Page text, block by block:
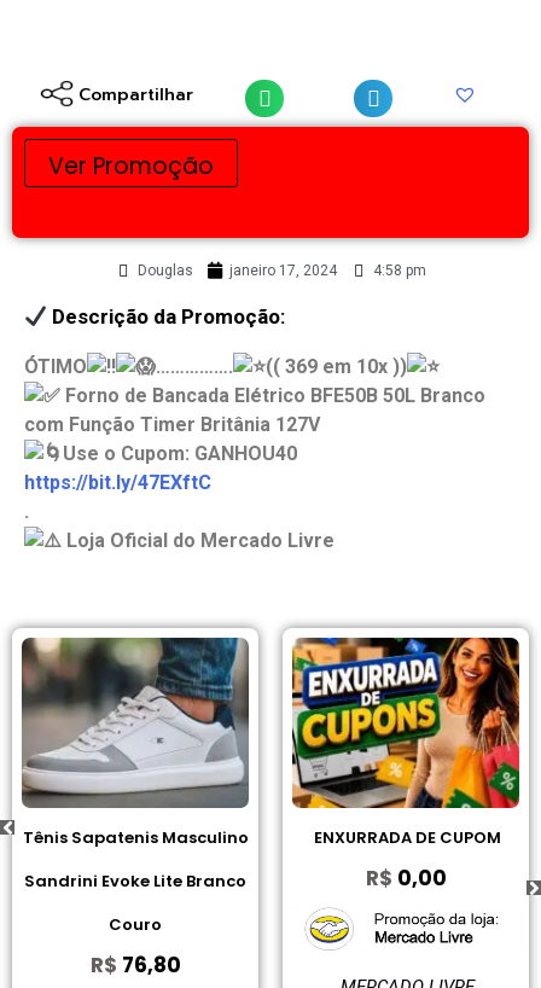
Compartilhar
Ver Promoção
Douglas janeiro 17, 2024 4:58 pm
Descrição da Promoção:
ÓTIMO …………….
(( 369 em 10x ))
Forno de Bancada Elétrico BFE50B 50L Branco
com Função Timer Britânia 127V
Use o Cupom: GANHOU40
https://bit.ly/47EXftC
.
Loja Oficial do Mercado Livre
Tênis Sapatenis Masculino
Sandrini Evoke Lite Branco
Couro
R$76,80
ENXURRADA DE CUPOM
R$0,00